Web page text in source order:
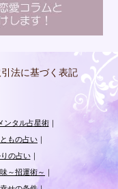
法に基づく表記
ンタル占星術｜
もの占い
の占い｜
～招運術～